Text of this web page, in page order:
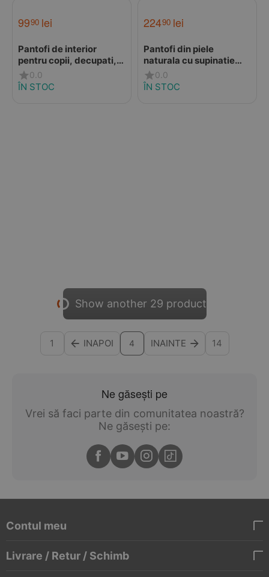
9990 lei
Pantofi de interior
pentru copii, decupati,
material textil, talpa
flexibila, albastru, D.D
0.0
ÎN STOC
22490 lei
Pantofi din piele
naturala cu supinatie
pentru fete, Ponte20,
crem cu inimioare
0.0
ÎN STOC
Show another 29 product
1 INAPOI 4 INAINTE 14
Ne găsești pe
Vrei să faci parte din comunitatea noastră?
Ne găsești pe:
Contul meu
Livrare / Retur / Schimb